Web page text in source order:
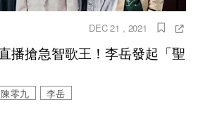
DEC 21 , 2021
播搶急智歌王！李岳發起「聖
陳零九 李岳